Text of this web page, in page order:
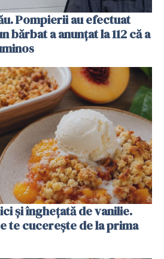
Pompierii au efectuat
bărbat a anunțat la 112 că a
și înghețată de vanilie.
te cucerește de la prima